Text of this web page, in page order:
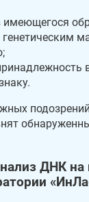
имеющегося
ДНК